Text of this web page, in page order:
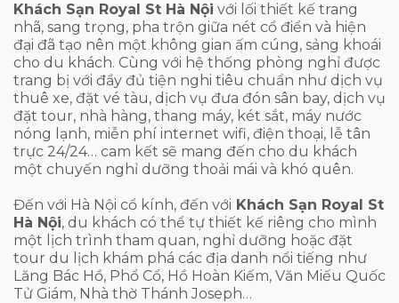
Khách Sạn Royal St Hà Nội với lối thiết kế trang
nhã, sang trọng, pha trộn giữa nét cổ điển và hiện
đại đã tạo nên một không gian ấm cúng, sảng khoái
cho du khách. Cùng với hệ thống phòng nghỉ được
trang bị với đầy đủ tiện nghi tiêu chuẩn như dịch vụ
thuê xe, đặt vé tàu, dịch vụ đưa đón sân bay, dịch vụ
đặt tour, nhà hàng, thang máy, két sắt, máy nước
nóng lạnh, miễn phí internet wifi, điện thoại, lễ tân
trực 24/24… cam kết sẽ mang đến cho du khách
một chuyến nghỉ dưỡng thoải mái và khó quên.
Đến với Hà Nội cổ kính, đến với Khách Sạn Royal St
Hà Nội, du khách có thể tự thiết kế riêng cho mình
một lịch trình tham quan, nghỉ dưỡng hoặc đặt
tour du lịch khám phá các địa danh nổi tiếng như
Lăng Bác Hồ, Phổ Cổ, Hồ Hoàn Kiếm, Văn Miếu Quốc
Tử Giám, Nhà thờ Thánh Joseph…